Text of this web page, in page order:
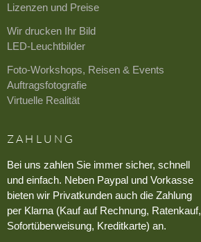
Lizenzen und Preise
Wir drucken Ihr Bild
LED-Leuchtbilder
Foto-Workshops, Reisen & Events
Auftragsfotografie
Virtuelle Realität
ZAHLUNG
Bei uns zahlen Sie immer sicher, schnell
und einfach. Neben Paypal und Vorkasse
bieten wir Privatkunden auch die Zahlung
per Klarna (Kauf auf Rechnung, Ratenkauf,
Sofortüberweisung, Kreditkarte) an.